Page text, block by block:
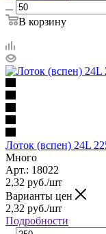
В корзину
Лоток (вспен) 24L
Много
Арт.: 18022
2,32 руб./шт
Варианты цен
2,32 руб./шт
Подробности